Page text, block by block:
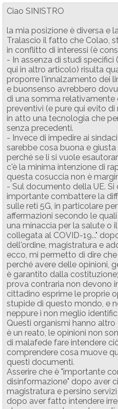
Ciao SINISTRO
la mia posizione è diversa e
Tralascio il fatto che Colao,
in conflitto di interessi (è
- In assenza di studi specifici
qui in altro articolo) risulta
proporre l'innalzamento dei
e buonsenso avrebbero
di una somma relativamente
preventivi (e pure qui evito
in atto una tecnologia che
senza precedenti.
- Invece di impedire ai
sarebbe cosa buona e
perché se li si vuole
c'è la minima intenzione di
questa cosuccia non è
- Sul documento della UE. Si
importante combattere la
sulle reti 5G, in particolare
affermazioni secondo le
una minaccia per la salute o
collegata al COVID-19..."
dell'ordine, magistratura e
ecco, mi permetto di dire
perché avere delle opinioni,
è garantito dalla
prova contraria non devono
cittadino esprime le proprie
stupide di questo mondo, e
neppure i non meglio
Questi organismi hanno
è un reato, le opinioni non
di malafede fare intendere
comprendere cosa muove
questi documenti.
Asserire che è "importante
disinformazione" dopo aver
magistratura e persino
dopo aver fatto intendere